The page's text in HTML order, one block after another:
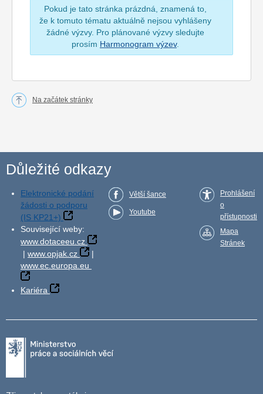
Pokud je tato stránka prázdná, znamená to,
že k tomuto tématu aktuálně nejsou vyhlášeny
žádné výzvy. Pro plánované výzvy sledujte
prosím Harmonogram výzev.
Na začátek stránky
Důležité odkazy
Elektronické podání
žádosti o podporu
(IS KP21+)
Související weby:
www.dotaceeu.cz
| www.opjak.cz
|
www.ec.europa.eu
Kariéra
Větší šance
Youtube
Prohlášení
o
přístupnosti
Mapa
Stránek